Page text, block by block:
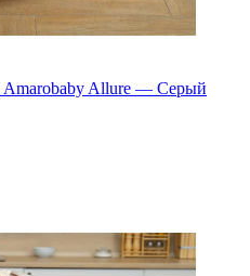
Amarobaby Allure — Серый